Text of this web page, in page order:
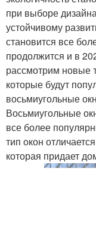
при выборе
устойчивому
становится все
продолжится и в
рассмотрим новые
которые будут
восьмиугольные
Восьмиугольные
все более
тип окон
которая придает